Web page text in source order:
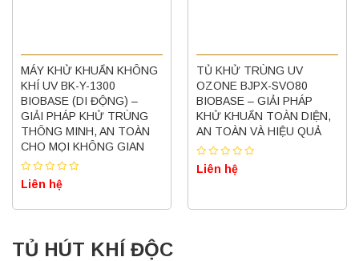
MÁY KHỬ KHUẨN KHÔNG
KHÍ UV BK-Y-1300
BIOBASE (DI ĐỘNG) –
GIẢI PHÁP KHỬ TRÙNG
THÔNG MINH, AN TOÀN
CHO MỌI KHÔNG GIAN
Liên hệ
TỦ KHỬ TRÙNG UV
OZONE BJPX-SVO80
BIOBASE – GIẢI PHÁP
KHỬ KHUẨN TOÀN DIỆN,
AN TOÀN VÀ HIỆU QUẢ
Liên hệ
TỦ HÚT KHÍ ĐỘC